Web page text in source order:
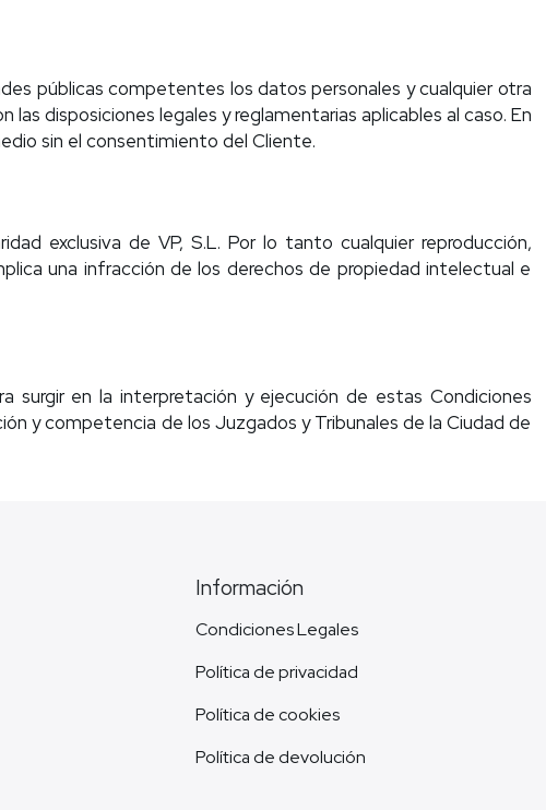
públicas competentes los datos personales y cualquier otra
disposiciones legales y reglamentarias aplicables al caso. En
sin el consentimiento del Cliente.
exclusiva de VP, S.L. Por lo tanto cualquier reproducción,
una infracción de los derechos de propiedad intelectual e
surgir en la interpretación y ejecución de estas Condiciones
y competencia de los Juzgados y Tribunales de la Ciudad de
Información
Condiciones Legales
Política de privacidad
Política de cookies
Política de devolución